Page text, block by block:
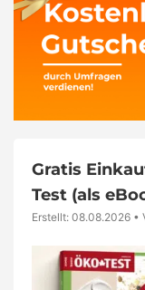
Gratis
Test (als
Erstellt: 08.08.2026 •